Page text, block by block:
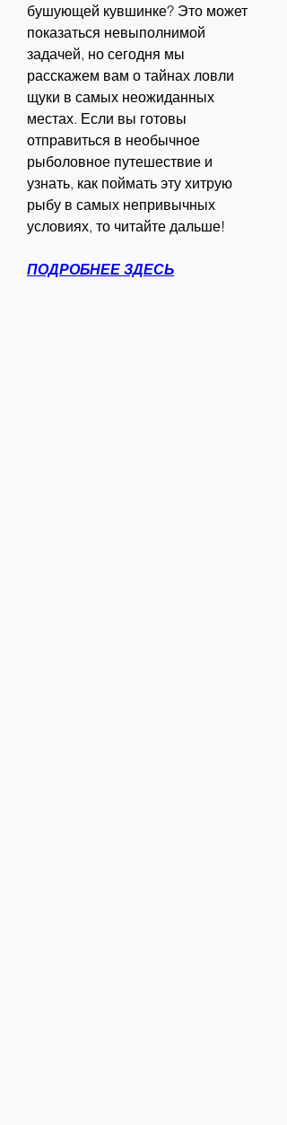
бушующей кувшинке? Это может
показаться невыполнимой
задачей, но сегодня мы
расскажем вам о тайнах ловли
щуки в самых неожиданных
местах. Если вы готовы
отправиться в необычное
рыболовное путешествие и
узнать, как поймать эту хитрую
рыбу в самых непривычных
условиях, то читайте дальше!
ПОДРОБНЕЕ ЗДЕСЬ